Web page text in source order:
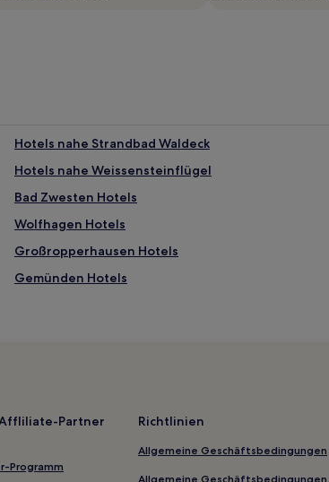
Hotels nahe Strandbad Waldeck
Hotels nahe Weissensteinflügel
Bad Zwesten Hotels
Wolfhagen Hotels
Großropperhausen Hotels
Gemünden Hotels
Hotels nahe Naturhistorisches Museum
Partner
Programm
Richtlinien
Allgemeine Geschäftsbedingungen
Allgemeine Geschäftsbedingungen